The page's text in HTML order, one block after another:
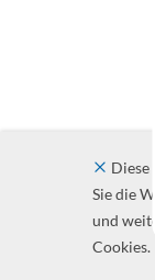
Diese
Sie die
und
Cookies.